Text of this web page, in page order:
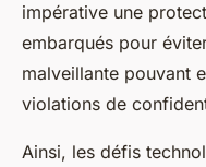
impérative une
embarqués pour
malveillante pouvant
violations de
Ainsi, les défis